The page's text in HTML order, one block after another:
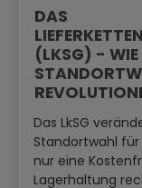
DAS
(LKSG) - WIE
Das LkSG
Standortwahl
nur eine
Lagerhaltung